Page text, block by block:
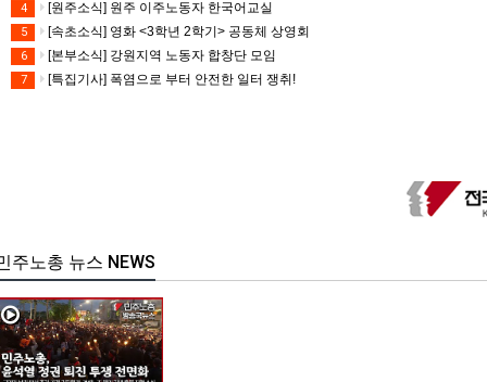
4 [원주소식] 원주 이주노동자 한국어교실
5 [속초소식] 영화 <3학년 2학기> 공동체 상영회
6 [본부소식] 강원지역 노동자 합창단 모임
7 [특집기사] 폭염으로 부터 안전한 일터 쟁취!
주노총 뉴스 NEWS